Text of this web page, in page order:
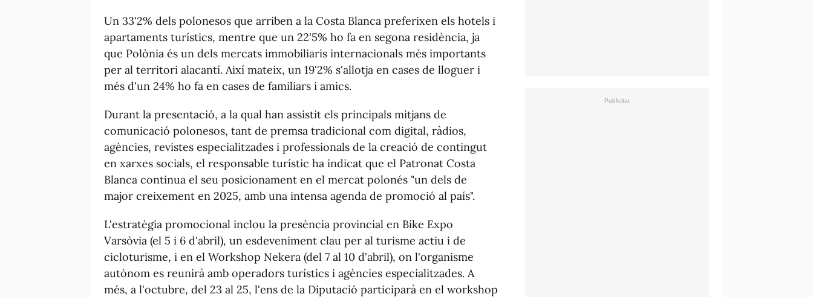
Un 33'2% dels polonesos que arriben a la Costa Blanca preferixen els hotels i
apartaments turístics, mentre que un 22'5% ho fa en segona residència, ja
que Polònia és un dels mercats immobiliaris internacionals més importants
per al territori alacantí. Així mateix, un 19'2% s'allotja en cases de lloguer i
més d'un 24% ho fa en cases de familiars i amics.
Durant la presentació, a la qual han assistit els principals mitjans de
comunicació polonesos, tant de premsa tradicional com digital, ràdios,
agències, revistes especialitzades i professionals de la creació de contingut
en xarxes socials, el responsable turístic ha indicat que el Patronat Costa
Blanca continua el seu posicionament en el mercat polonés "un dels de
major creixement en 2025, amb una intensa agenda de promoció al país".
L'estratègia promocional inclou la presència provincial en Bike Expo
Varsòvia (el 5 i 6 d'abril), un esdeveniment clau per al turisme actiu i de
cicloturisme, i en el Workshop Nekera (del 7 al 10 d'abril), on l'organisme
autònom es reunirà amb operadors turístics i agències especialitzades. A
més, a l'octubre, del 23 al 25, l'ens de la Diputació participarà en el workshop